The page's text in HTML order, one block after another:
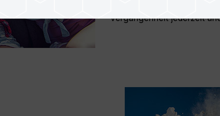
nach Belieben festhalten
Vergangenheit jederzeit